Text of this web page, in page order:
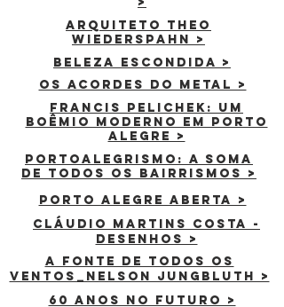
Arquiteto Theo
Wiederspahn >
beleza escondida >
os acordes do metal >
Francis Pelichek: Um
Boêmio Moderno em Porto
Alegre >
Portoalegrismo: a soma
de todos os bairrismos >
PORTO ALEGRE ABERTA >
CLÁUDIO MARTINS COSTA -
DESENHOS >
a fonte de todos os
ventos_nelson jungbluth >
60 anos no futuro >